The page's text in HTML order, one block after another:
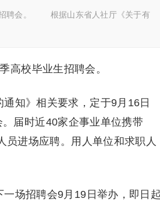
招聘会。 根据山东省人社厅《关于有
高校毕业生招聘会。
知》相关要求，定于9月16日
届时近40家企事业单位携带
员进场应聘。用人单位和求职人
场招聘会9月19日举办，即日